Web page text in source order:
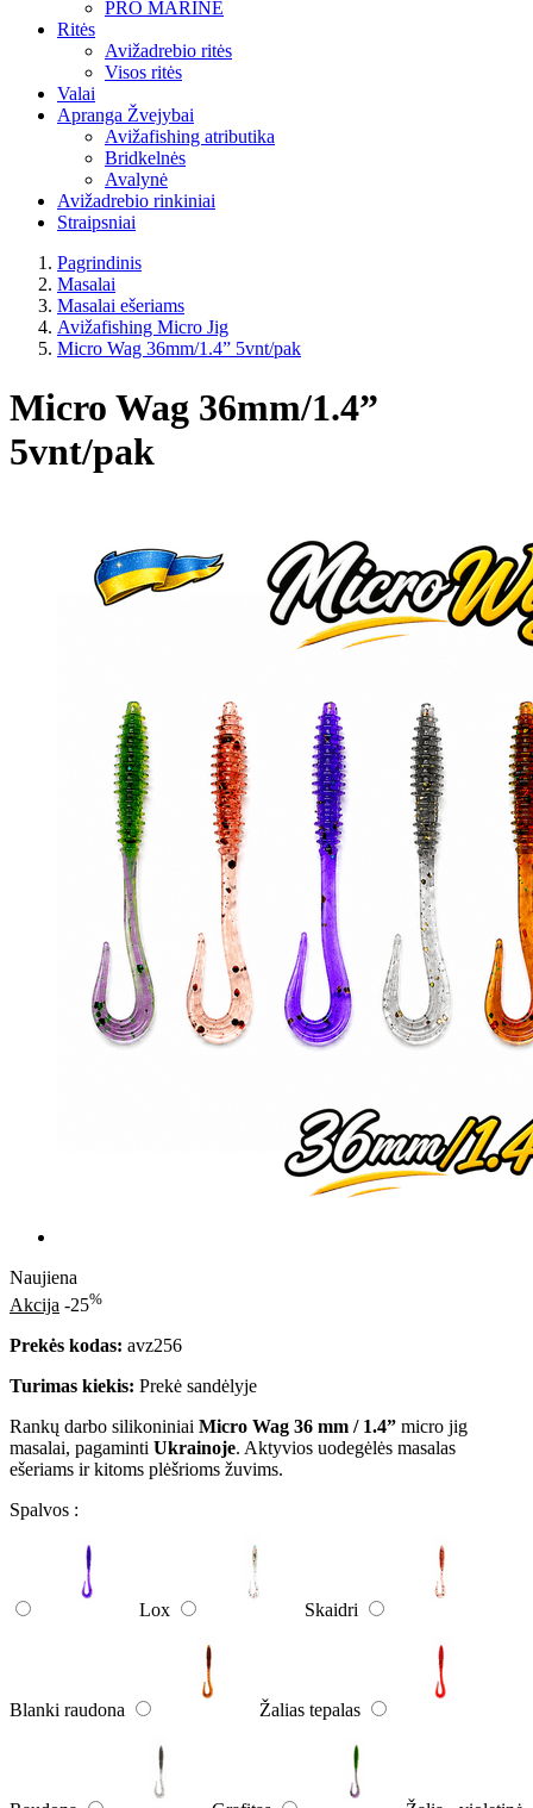
PRO MARINE
Ritės
Avižadrebio ritės
Visos ritės
Valai
Apranga Žvejybai
Avižafishing atributika
Bridkelnės
Avalynė
Avižadrebio rinkiniai
Straipsniai
Pagrindinis
Masalai
Masalai ešeriams
Avižafishing Micro Jig
Micro Wag 36mm/1.4” 5vnt/pak
Micro Wag 36mm/1.4”
5vnt/pak
Naujiena
Akcija -25%
Prekės kodas: avz256
Turimas kiekis: Prekė sandėlyje
Rankų darbo silikoniniai Micro Wag 36 mm / 1.4” micro jig
masalai, pagaminti Ukrainoje. Aktyvios uodegėlės masalas
ešeriams ir kitoms plėšrioms žuvims.
Spalvos :
Lox Skaidri
Blanki raudona Žalias tepalas